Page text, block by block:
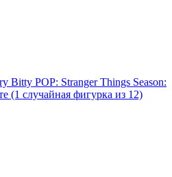
Bitty POP: Stranger Things Season:
(1 случайная фигурка из 12)